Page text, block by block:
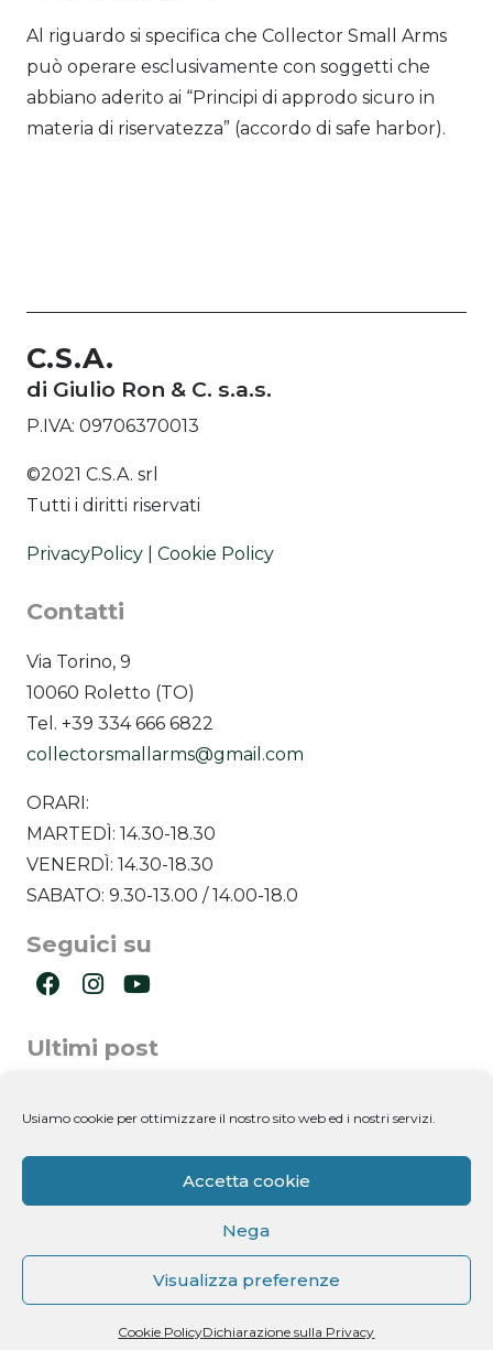
Usiamo cookie per ottimizzare il nostro sito web ed i nostri servizi.
Accetta cookie
Nega
Visualizza preferenze
Cookie PolicyDichiarazione sulla Privacy
Al riguardo si specifica che Collector Small Arms
può operare esclusivamente con soggetti che
abbiano aderito ai “Principi di approdo sicuro in
materia di riservatezza” (accordo di safe harbor).
C.S.A.
di Giulio Ron & C. s.a.s.
P.IVA: 09706370013
©2021 C.S.A. srl
Tutti i diritti riservati
PrivacyPolicy Cookie Policy
Contatti
Via Torino, 9
10060 Roletto (TO)
Tel. +39 334 666 6822
collectorsmallarms@gmail.com
ORARI:
MARTEDÌ: 14.30-18.30
VENERDÌ: 14.30-18.30
SABATO: 9.30-13.00 / 14.00-18.0
Seguici su
Ultimi post
Dichiaro di aver letto l'informativa ricevuta ai